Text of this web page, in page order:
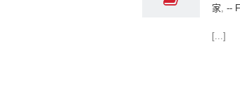
家, --
[...]